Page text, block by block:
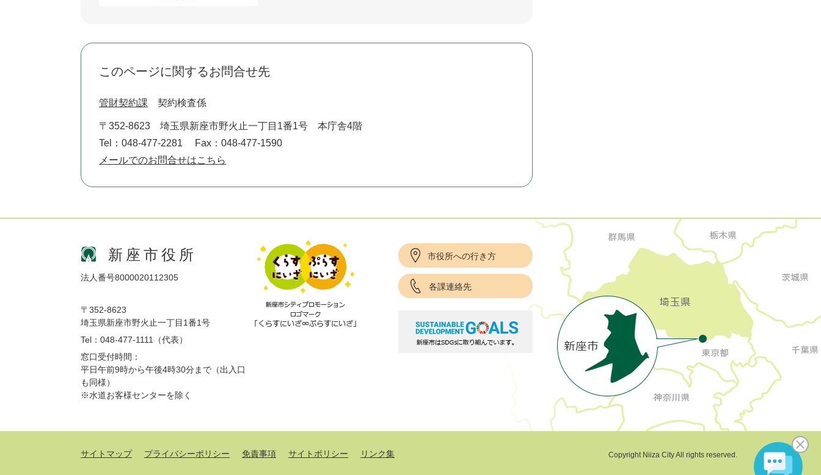
このページに関するお問合せ先
管財契約課 契約検査係
〒352-8623
埼玉県新座市野火止一丁目1番1号 本庁舎4階
Tel：048-477-2281
Fax：048-477-1590
メールでのお問合せはこちら
新座市役所
法人番号8000020112305
〒352-8623
埼玉県新座市野火止一丁目1番1号
Tel：048-477-1111（代表）
窓口受付時間：
平日午前9時から午後4時30分まで（出入口
も同様）
※水道お客様センターを除く
市役所への行き方
各課連絡先
サイトマップ プライバシーポリシー 免責事項 サイトポリシー リンク集 Copyright Niiza City All rights reserved.